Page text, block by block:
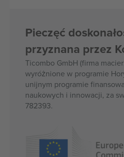
Pieczęć
przyznana przez
Ticombo GmbH (firma
wyróżnione w programie
unijnym programie
naukowych i innowacji, za
782393.